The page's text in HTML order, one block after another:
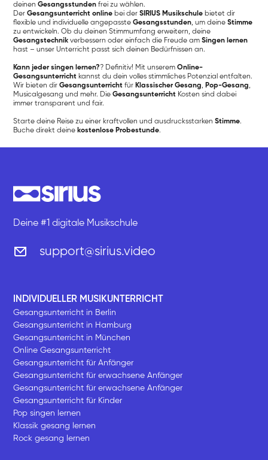
deinenGesangsstunden frei zu wählen.
DerGesangsunterricht online bei derSIRIUS Musikschule bietet dir
flexible und individuelle angepassteGesangsstunden, um deineStimme
zu entwickeln. Ob du deinen Stimmumfang erweitern, deine
Gesangstechnik verbessern oder einfach die Freude amSingen lernen
hast – unser Unterricht passt sich deinen Bedürfnissen an.
Kann jeder singen lernen?? Definitiv! Mit unseremOnline-
Gesangsunterricht kannst du dein volles stimmliches Potenzial entfalten.
Wir bieten dirGesangsunterricht für Klassischer Gesang, Pop-Gesang,
Musicalgesang und mehr. DieGesangsunterricht Kosten sind dabei
immer transparent und fair.
Starte deine Reise zu einer kraftvollen und ausdrucksstarkenStimme.
Buche direkt deine kostenlose Probestunde.
Deine #1 digitale Musikschule
support@sirius.video
INDIVIDUELLER MUSIKUNTERRICHT
Gesangsunterricht in Berlin
Gesangsunterricht in Hamburg
Gesangsunterricht in München
Online Gesangsunterricht
Gesangsunterricht für Anfänger
Gesangsunterricht für erwachsene Anfänger
Gesangsunterricht für erwachsene Anfänger
Gesangsunterricht für Kinder
Pop singen lernen
Klassik gesang lernen
Rock gesang lernen